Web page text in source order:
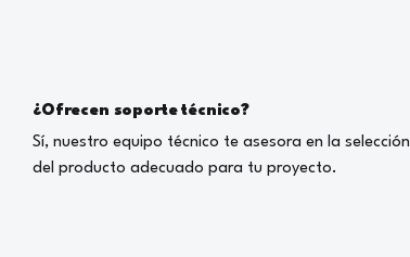
¿Ofrecen soporte técnico?
Sí, nuestro equipo técnico te asesora en la selección
del producto adecuado para tu proyecto.